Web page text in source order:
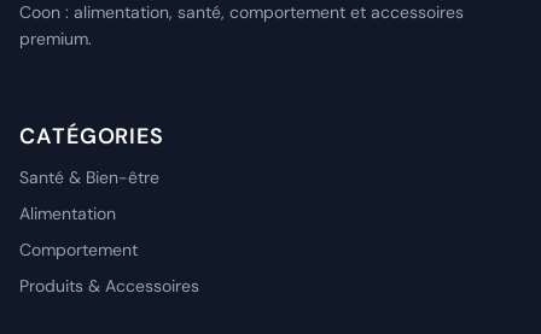
Coon : alimentation, santé, comportement et accessoires
premium.
CATÉGORIES
Santé & Bien-être
Alimentation
Comportement
Produits & Accessoires